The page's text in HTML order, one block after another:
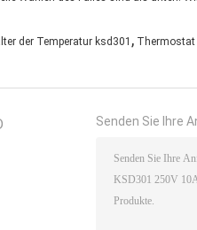
der Temperatur ksd301 , Thermostat
Senden Sie Ihre